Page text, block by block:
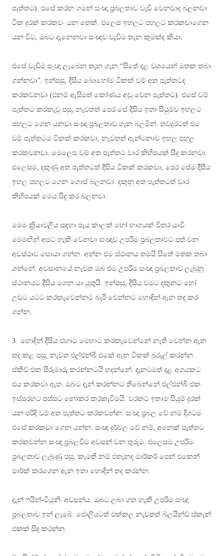
පැත්තට). එසේ කරන ගමන් සංඥා ප්‍රබලතාව වැඩි වෙනවාද බලනවා
ටික දුරක් කරකවං යන තෙක්. එලෙස ඉහලට පහලට කරකවාගෙන
යන විට, ඔබට දැනෙනවා සංඥාව වැඩිම තැන කුමක්ද කියා.
එසේ වැඩිම සංඥා ලැබෙන තැන ගැන “සිතේ දළ වශයෙන් මතක තබා
ගන්නවා”. ඉන්පසු, දීසිය බොහෝම ටිකක් වම් අත පැත්තටද
කරකවනවා (එනම් ඇසිමත් කෝණය අඩු වෙන පැත්තට). එසේ වම්
පැත්තට කරකැවූ පසු, නැවතත් පෙර සේ දීසිය ඉතා සියුම්ව ඉහලට
පහලට ගෙන යනවා සංඥා ප්‍රබලතාව ගැන බලමින්. තවදුරටත් එම
වම් පැත්තටම ටිකක් කරකවා, නැවතත් ඇන්ටනාව ඉහල පහල
කරකවනවා. මෙලෙස වම් අත පැත්තට වාර කිහිපයක් සිදු කරනවා.
එලෙසම, දකුණු අත පැත්තටත් දීසිය ටිකක් කරකවා, පෙර සේම දීසීය
ඉහල පහලට ගෙන ගොස් බලනවා. දකුනු අත පැත්තටත් වාර
කිහිපයක් මෙය සිදු කර බලනවා.
මෙම ක්‍රියාවලිය සඳහා පැය කාලක් හෝ භාගයක් විතර යාවි.
මෙමඟින් අපට හැකි වෙනවා සංඥාව උපරිම ප්‍රබලතාවට පත් වන
අවස්ථාව සොයා ගන්න. අන්න එම ස්ථානය තමයි සිතේ මතක තබා
ගන්නේ. අවසානයේ නැවත ඔබ එම උපරිම සංඥා ප්‍රබලතාව ලැබුනු
ස්ථානයට දීසිය ගෙන යා යුතුයි. ඉන්පසු, දීසිය වමට දකුනට හෝ
උඩට යටට කරකැවෙන්නට බැරි වෙන්නට හොඳින් ඇන තද කර
ගන්න.
3. හොඳින් දීසිය එහාට මෙහාට කරකැවෙන්නේ නැති වෙන්න ඇන
තද කළ පසු, නැවත එල්එන්බී එකේ ඇන ටිකක් බුරුල් කරන්න.
ස්කිව් එක සීරුමාරු කරන්නටයි හදන්නේ. දැනටමත් දළ අගයකට
එය කරකවා ඇත. ඔබට දැන් කරන්නට තිබෙන්නේ එල්එන්බී එක
ඉස්සරහට පස්සට නොකර කරකැවීමයි. වරකට ඉතාම සියුම් දුරක්
යන පරිදි වම් අත පැත්තට කරකවන්න. සංඥා ප්‍රබල වේ නම් දිගටම
එසේ කරකවා ගෙන යන්න. සංඥා දුර්වල වේ නම්, අනෙක් පැත්තට
කරකවන්න සංඥා ප්‍රබලවීම අවසන් වන තුරුම. එලෙසම උපරිම
ප්‍රබලතාව ලැබුණු පසු, කැමති නම් එතැනද මාර්කර් පෙන් එකෙන්
මාර්ක් කරගෙන ඇන ඉතා හොඳින් තද කරන්න.
දැන් ෆයින්-ටියුනිං අවසන්ය. ඔබට ලබා ගත හැකි උපරිම සංඥා
ප්‍රබලතාව ඉන් ලැබේ. ජොලියටත් එක්කල නැවතත් බ්ලයින්ඩ් ස්කෑන්
එකක් සිදු කරන්න.